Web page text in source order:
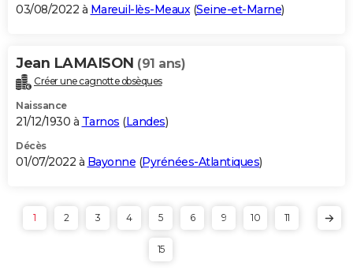
03/08/2022 à Mareuil-lès-Meaux(Seine-et-Marne)
Jean LAMAISON (91 ans)
Créer une cagnotte obsèques
Naissance
21/12/1930 à Tarnos (Landes)
Décès
01/07/2022 à Bayonne (Pyrénées-Atlantiques)
1 2 3 4 5 6 9 10 11
15